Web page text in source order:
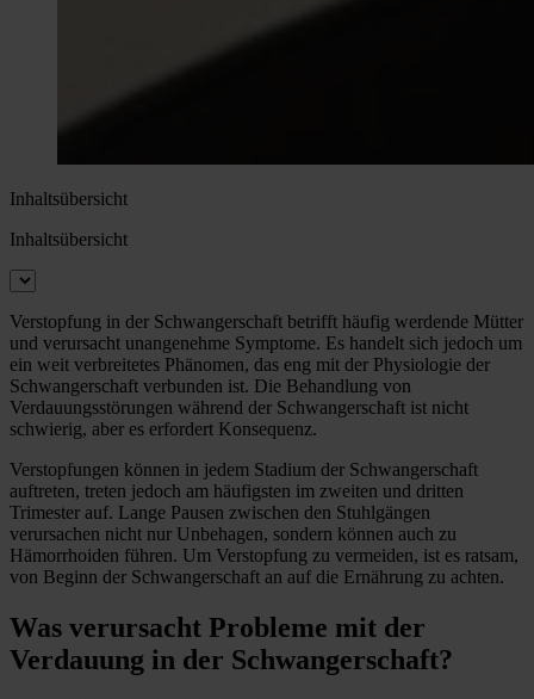
Inhaltsübersicht
Inhaltsübersicht
Verstopfung in der Schwangerschaft betrifft häufig werdende Mütter
und verursacht unangenehme Symptome. Es handelt sich jedoch um
ein weit verbreitetes Phänomen, das eng mit der Physiologie der
Schwangerschaft verbunden ist. Die Behandlung von
Verdauungsstörungen während der Schwangerschaft ist nicht
schwierig, aber es erfordert Konsequenz.
Verstopfungen können in jedem Stadium der Schwangerschaft
auftreten, treten jedoch am häufigsten im zweiten und dritten
Trimester auf. Lange Pausen zwischen den Stuhlgängen
verursachen nicht nur Unbehagen, sondern können auch zu
Hämorrhoiden führen. Um Verstopfung zu vermeiden, ist es ratsam,
von Beginn der Schwangerschaft an auf die Ernährung zu achten.
Was verursacht Probleme mit der
Verdauung in der Schwangerschaft?